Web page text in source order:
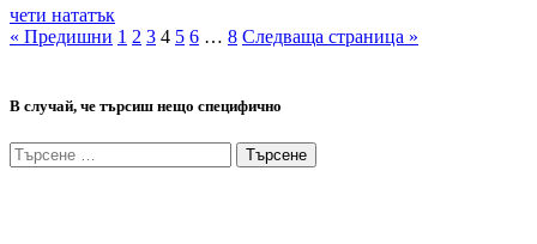
чети нататък
« Предишни 1 2 3 4 5 6 … 8 Следваща страница »
В случай, че търсиш нещо специфично
Търсене
за: